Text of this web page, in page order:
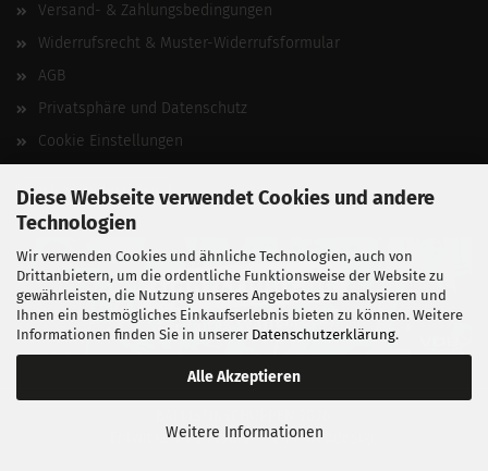
Diese Webseite verwendet Cookies und andere
Technologien
Wir verwenden Cookies und ähnliche Technologien, auch von
Drittanbietern, um die ordentliche Funktionsweise der Website zu
gewährleisten, die Nutzung unseres Angebotes zu analysieren und
Ihnen ein bestmögliches Einkaufserlebnis bieten zu können. Weitere
Informationen finden Sie in unserer Datenschutzerklärung.
Alle Akzeptieren
Weitere Informationen
Versand- & Zahlungsbedingungen
Widerrufsrecht & Muster-Widerrufsformular
AGB
Privatsphäre und Datenschutz
Cookie Einstellungen
Vertrag widerrufen
Entwickelt vonfabian heinz webdesign